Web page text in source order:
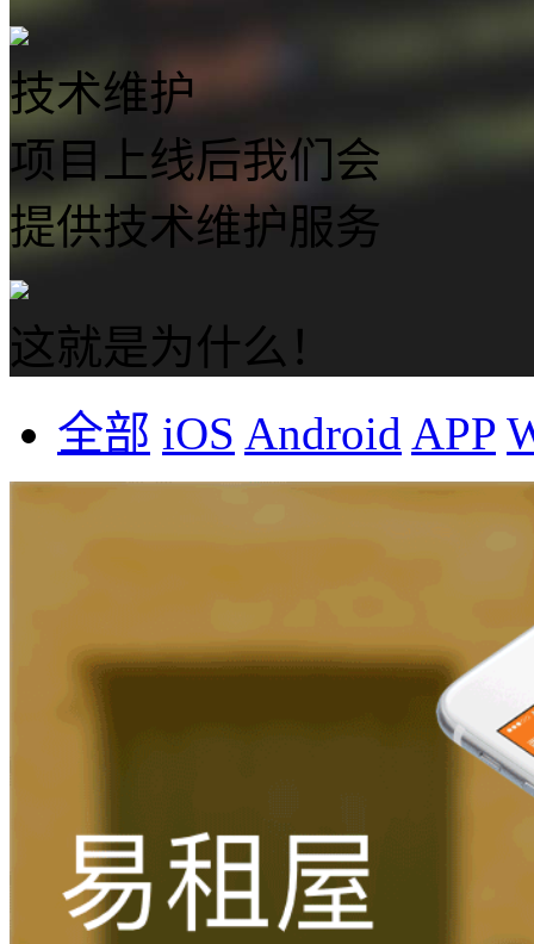
技术维护
项目上线后我们会
提供技术维护服务
这就是为什么！
全部 iOS Android APP